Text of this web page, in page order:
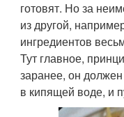
готовят. Но за
из другой,
ингредиентов
Тут главное,
заранее, он
в кипящей воде, и